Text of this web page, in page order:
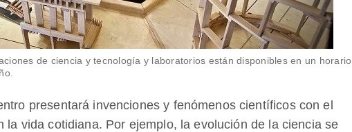
de ciencia y tecnología y laboratorios están disponibles en un horario
presentará invenciones y fenómenos científicos con el
la vida cotidiana. Por ejemplo, la evolución de la ciencia se